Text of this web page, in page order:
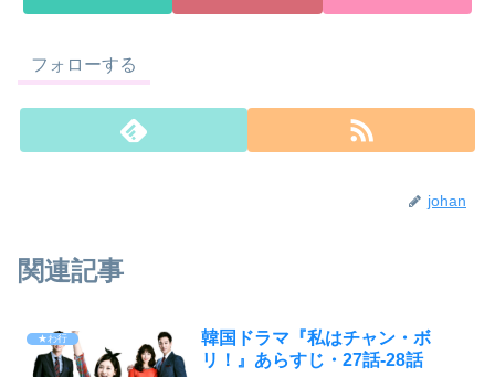
フォローする
johan
関連記事
★わ行
韓国ドラマ『私はチャン・ボ
リ！』あらすじ・27話-28話